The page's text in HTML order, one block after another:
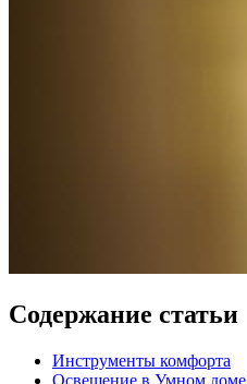
Содержание статьи
Инструменты комфорта
Освещение в Умном доме